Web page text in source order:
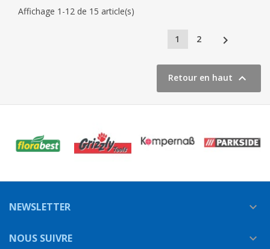
Affichage 1-12 de 15 article(s)
1 2 
Retour en haut 
NEWSLETTER 
NOUS SUIVRE 